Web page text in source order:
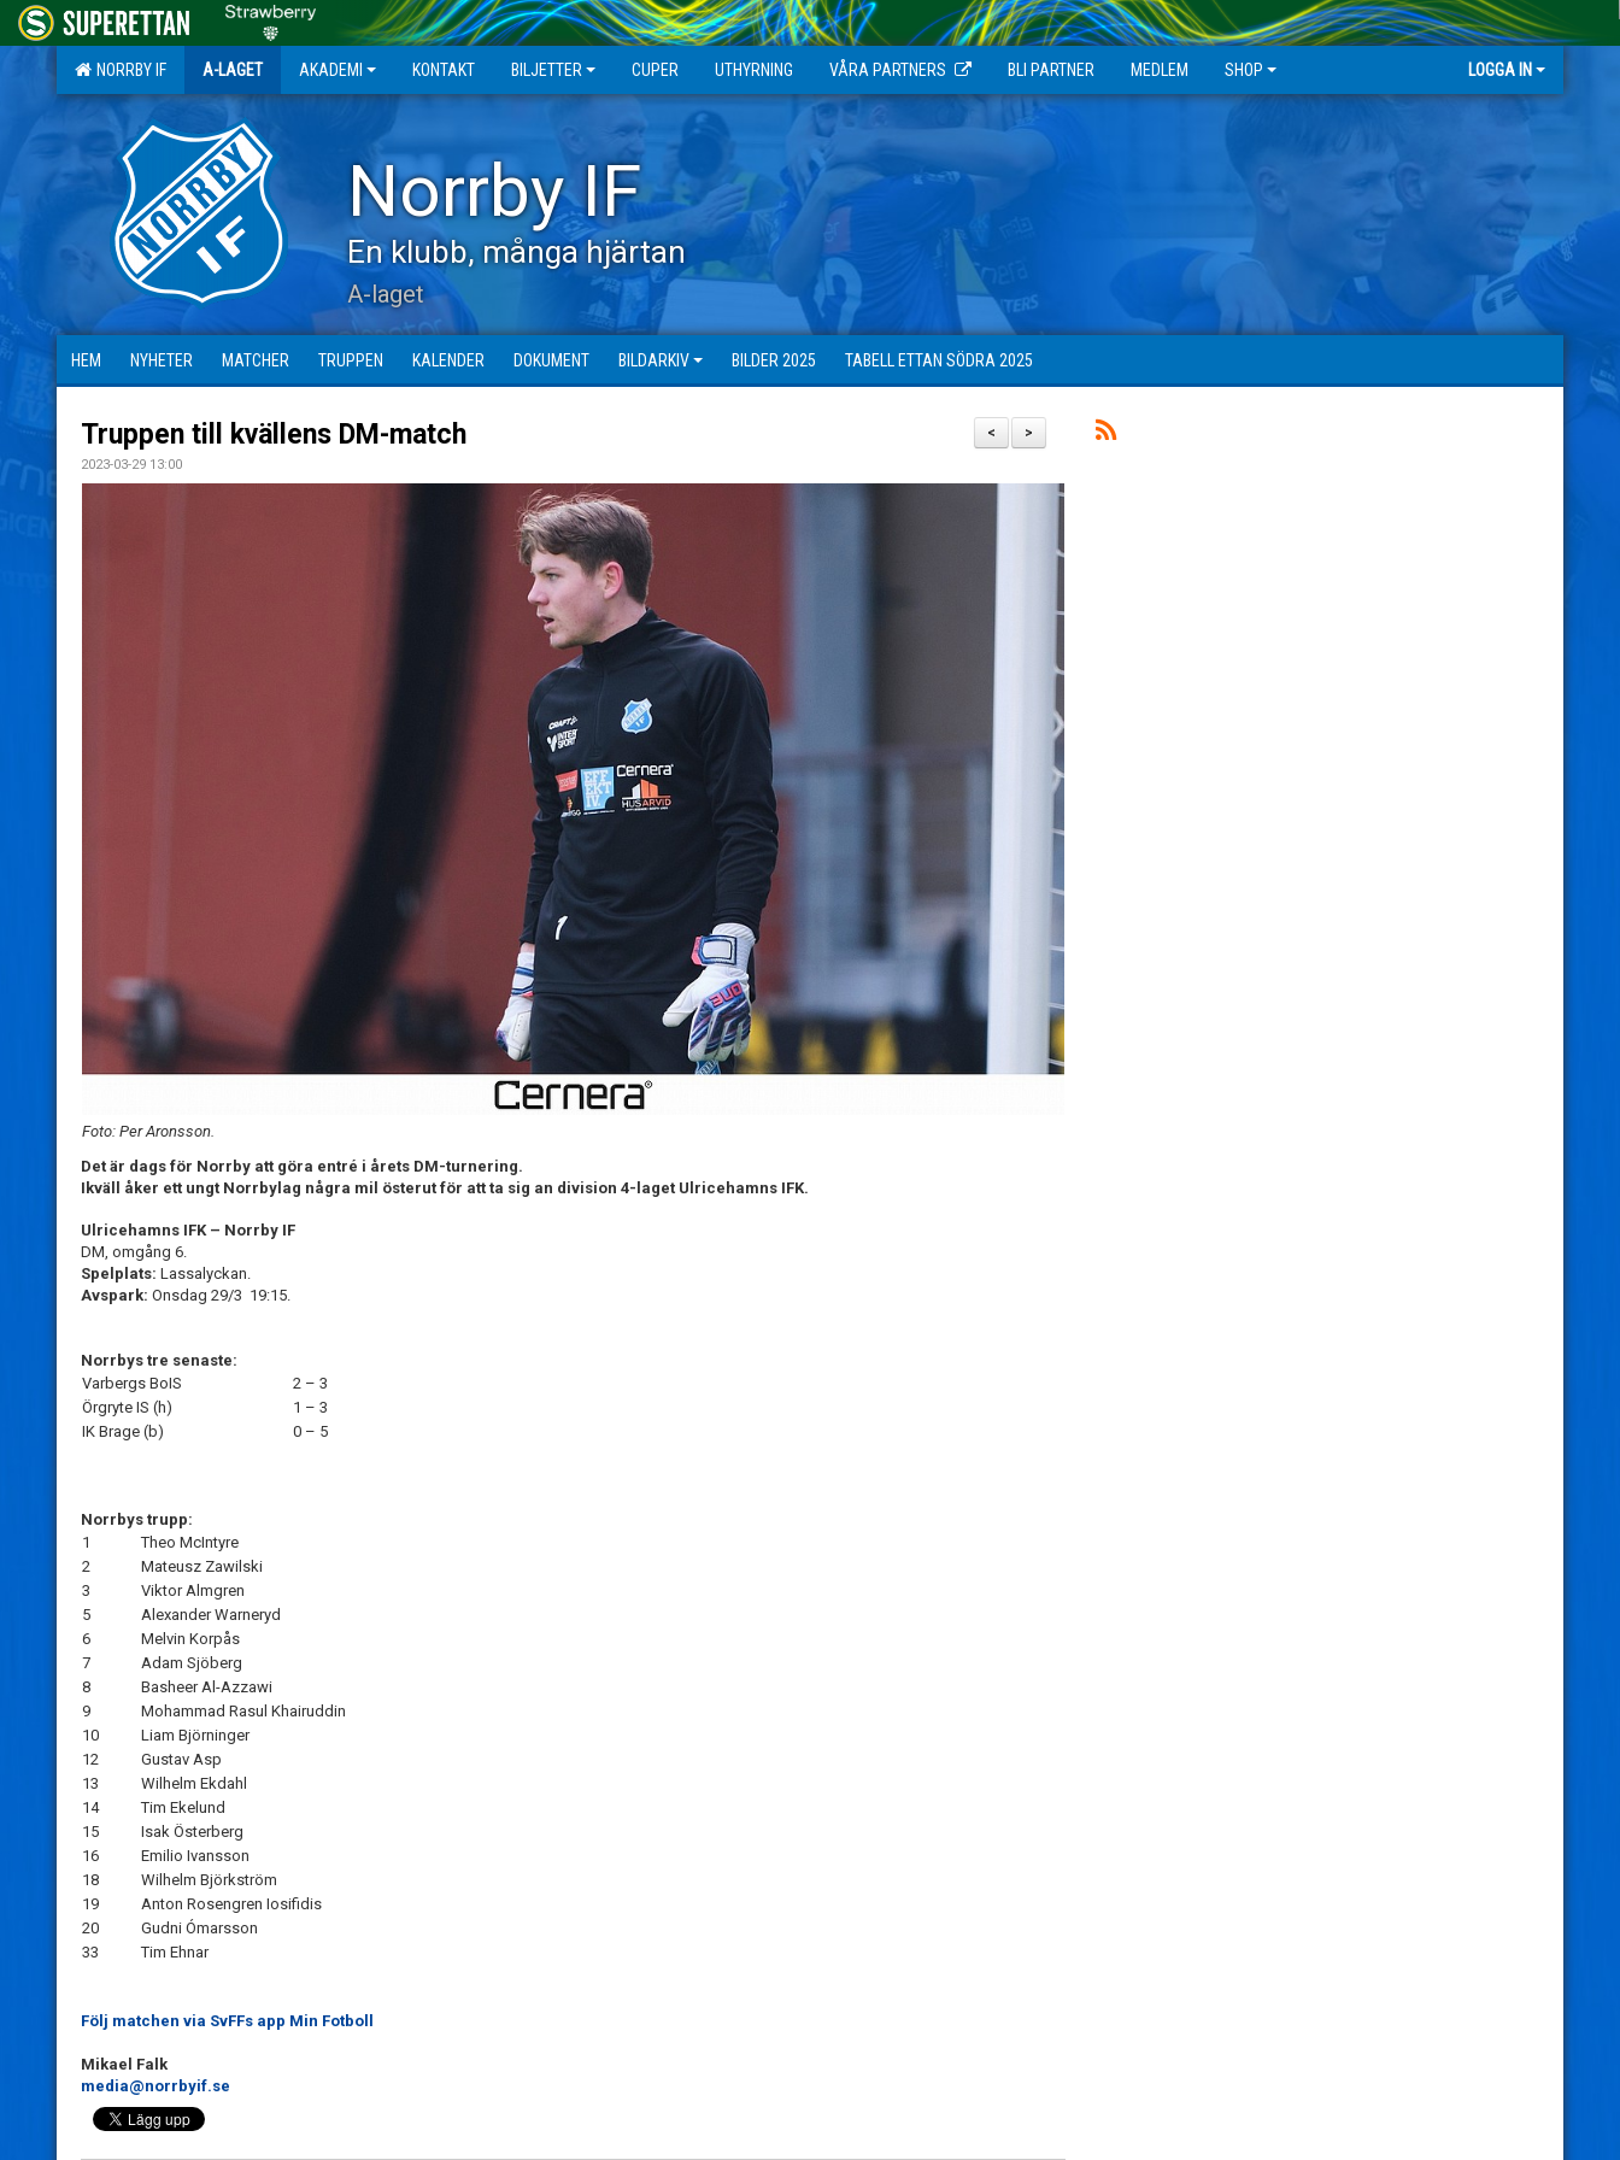
NORRBY IF A-LAGET AKADEMI KONTAKT BILJETTER CUPER UTHYRNING VÅRA PARTNERS BLI PARTNER MEDLEM SHOP LOGGA IN
Norrby IF
En klubb, många hjärtan
A-laget
HEM NYHETER MATCHER TRUPPEN KALENDER DOKUMENT BILDARKIV BILDER 2025 TABELL ETTAN SÖDRA 2025
>
<
Truppen till kvällens DM-match
2023-03-29 13:00
Foto: Per Aronsson.
Det är dags för Norrby att göra entré i årets DM-turnering.
Ikväll åker ett ungt Norrbylag några mil österut för att ta sig an division 4-laget Ulricehamns IFK.
Ulricehamns IFK – Norrby IF
DM, omgång 6.
Spelplats: Lassalyckan.
Avspark: Onsdag 29/3 19:15.
Norrbys tre senaste:
Varbergs BoIS
2 – 3
Örgryte IS (h)
1 – 3
IK Brage (b)
0 – 5
Norrbys trupp:
1
Theo McIntyre
2
Mateusz Zawilski
3
Viktor Almgren
5
Alexander Warneryd
6
Melvin Korpås
7
Adam Sjöberg
8
Basheer Al-Azzawi
9
Mohammad Rasul Khairuddin
10
Liam Björninger
12
Gustav Asp
13
Wilhelm Ekdahl
14
Tim Ekelund
15
Isak Österberg
16
Emilio Ivansson
18
Wilhelm Björkström
19
Anton Rosengren Iosifidis
20
Gudni Ómarsson
33
Tim Ehnar
Följ matchen via SvFFs app Min Fotboll
Mikael Falk
media@norrbyif.se